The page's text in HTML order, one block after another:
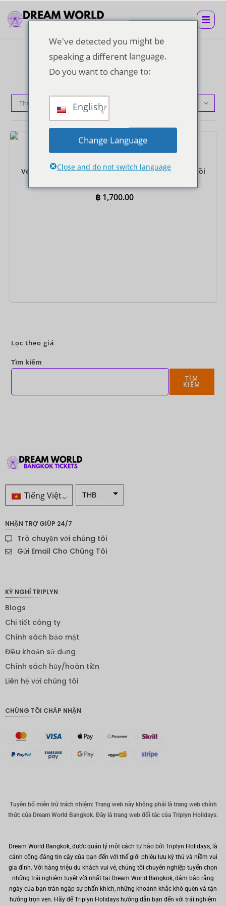
Thứ tự mặc định
Vé Super Visa kèm Buffet trưa và xe đưa đón khứ hồi
฿ 1,700.00
Lọc theo giá
Tìm kiếm
TÌM
KIẾM
Tiếng Việt THB
Đô la
New
CHF
CAD
Nhân
dân tệ
MYR
PHP
Hồng
Kông
NHẬN TRỢ GIÚP 24/7
Trò chuyện với chúng tôi
Gửi Email Cho Chúng Tôi
KỲ NGHỈ TRIPLYN
Blogs
Chi tiết công ty
Chính sách bảo mật
Điều khoản sử dụng
Chính sách hủy/hoàn tiền
Liên hệ với chúng tôi
CHÚNG TÔI CHẤP NHẬN
Tuyên bố miễn trừ trách nhiệm: Trang web này không phải là trang web chính
thức của Dream World Bangkok. Đây là trang web đối tác của Triplyn Holidays.
Dream World Bangkok, được quản lý một cách tự hào bởi Triplyn Holidays, là
cánh cổng đáng tin cậy của bạn đến với thế giới phiêu lưu kỳ thú và niềm vui
gia đình. Với hàng triệu du khách vui vẻ, chúng tôi chuyên nghiệp tuyển chọn
những trải nghiệm tuyệt vời nhất tại Dream World Bangkok, đảm bảo rằng
ngày của bạn tràn ngập sự phấn khích, những khoảnh khắc khó quên và tận
hưởng trọn vẹn. Hãy để Triplyn Holidays hướng dẫn bạn đến với trải nghiệm
We've detected you might be
speaking a different language.
Do you want to change to:
English
Change Language
Close and do not switch language